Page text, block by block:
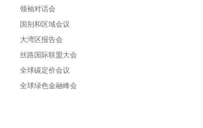
领袖对话会
国别和区域会议
大湾区报告会
丝路国际联盟大会
全球碳定价会议
全球绿色金融峰会